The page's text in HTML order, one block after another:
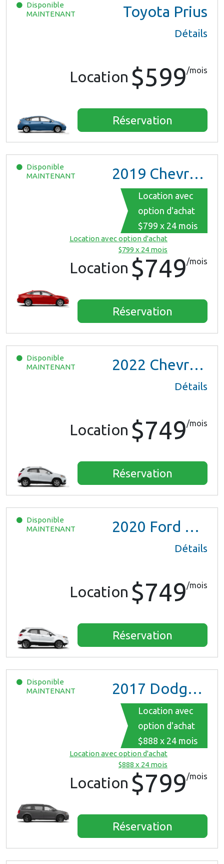
Disponible
MAINTENANT
Toyota Prius
Détails
Location $599/mois
Réservation
Disponible
MAINTENANT
2019 Chevrolet Malibu
Location avec
option d'achat
$799 x 24 mois
Location avec option d'achat
$799 x 24 mois
Location $749/mois
Réservation
Disponible
MAINTENANT
2022 Chevrolet Trax LS
Détails
Location $749/mois
Réservation
Disponible
MAINTENANT
2020 Ford EcoSport
Détails
Location $749/mois
Réservation
Disponible
MAINTENANT
2017 Dodge Grand Caravan GT
Location avec
option d'achat
$888 x 24 mois
Location avec option d'achat
$888 x 24 mois
Location $799/mois
Réservation